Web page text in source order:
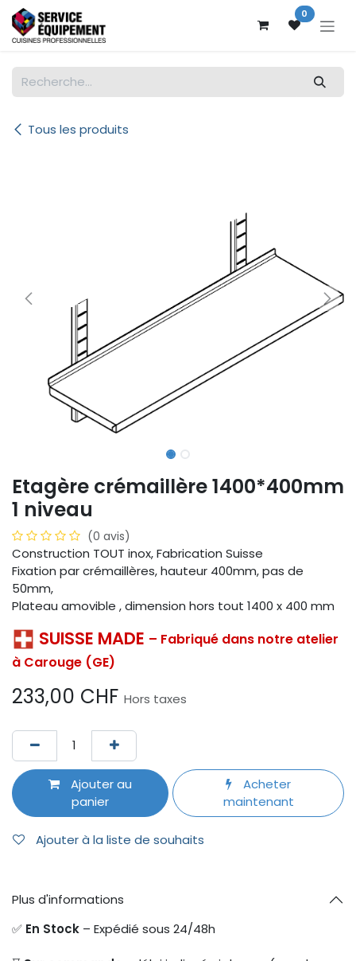
Se rendre au contenu 0
Tous les produits
Etagère crémaillère 1400*400mm
1 niveau
(0 avis)
Construction TOUT inox, Fabrication Suisse
Fixation par crémaillères, hauteur 400mm, pas de
50mm,
Plateau amovible , dimension hors tout 1400 x 400 mm
SUISSE MADE – Fabriqué dans notre atelier
à Carouge (GE)
233,00 CHF Hors taxes
Ajouter au
panier
Acheter
maintenant
Ajouter à la liste de souhaits
Plus d'informations
✅ En Stock – Expédié sous 24/48h